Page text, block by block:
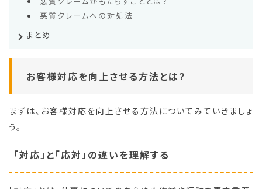
悪質クレームへの対処法
まとめ
お客様対応を向上させる方法とは？
まずは、お客様対応を向上させる方法についてみていきましょ
う。
「対応」と「応対」の違いを理解する